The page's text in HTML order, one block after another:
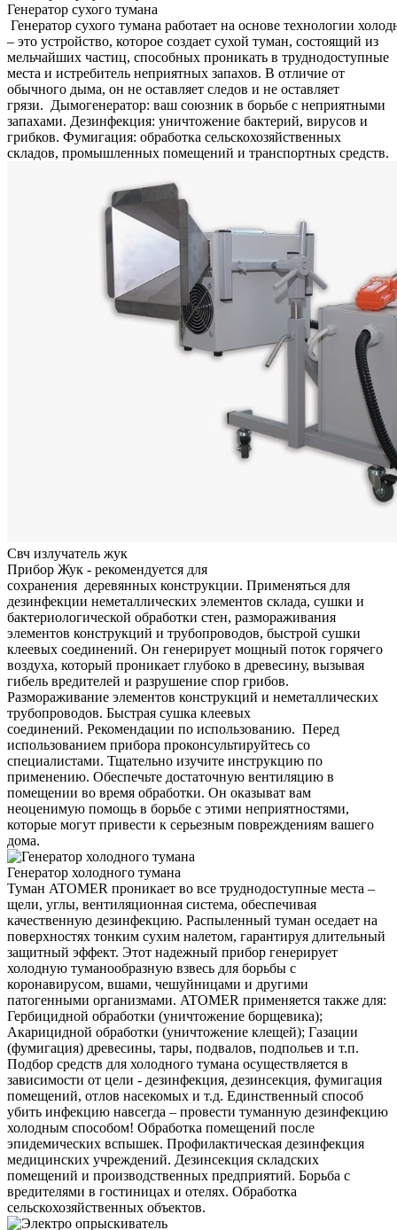
Генератор сухого тумана
Генератор сухого тумана работает на основе технологии
– это устройство, которое создает сухой туман, состоящий из
мельчайших частиц, способных проникать в труднодоступные
места и истребитель неприятных запахов. В отличие от
обычного дыма, он не оставляет следов и не оставляет
грязи. Дымогенератор: ваш союзник в борьбе с неприятными
запахами. Дезинфекция: уничтожение бактерий, вирусов и
грибков. Фумигация: обработка сельскохозяйственных
складов, промышленных помещений и транспортных средств.
Свч излучатель жук
Прибор Жук - рекомендуется для
сохранения деревянных конструкции. Применяться для
дезинфекции неметаллических элементов склада, сушки и
бактериологической обработки стен, размораживания
элементов конструкций и трубопроводов, быстрой сушки
клеевых соединений. Он генерирует мощный поток горячего
воздуха, который проникает глубоко в древесину, вызывая
гибель вредителей и разрушение спор грибов.
Размораживание элементов конструкций и неметаллических
трубопроводов. Быстрая сушка клеевых
соединений. Рекомендации по использованию. Перед
использованием прибора проконсультируйтесь со
специалистами. Тщательно изучите инструкцию по
применению. Обеспечьте достаточную вентиляцию в
помещении во время обработки. Он оказыват вам
неоценимую помощь в борьбе с этими неприятностями,
которые могут привести к серьезным повреждениям вашего
дома.
Генератор холодного тумана
Туман ATOMER проникает во все труднодоступные места –
щели, углы, вентиляционная система, обеспечивая
качественную дезинфекцию. Распыленный туман оседает на
поверхностях тонким сухим налетом, гарантируя длительный
защитный эффект. Этот надежный прибор генерирует
холодную туманообразную взвесь для борьбы с
коронавирусом, вшами, чешуйницами и другими
патогенными организмами. ATOMER применяется также для:
Гербицидной обработки (уничтожение борщевика);
Акарицидной обработки (уничтожение клещей); Газации
(фумигация) древесины, тары, подвалов, подпольев и т.п.
Подбор средств для холодного тумана осуществляется в
зависимости от цели - дезинфекция, дезинсекция, фумигация
помещений, отлов насекомых и т.д. Единственный способ
убить инфекцию навсегда – провести туманную дезинфекцию
холодным способом! Обработка помещений после
эпидемических вспышек. Профилактическая дезинфекция
медицинских учреждений. Дезинсекция складских
помещений и производственных предприятий. Борьба с
вредителями в гостиницах и отелях. Обработка
сельскохозяйственных объектов.